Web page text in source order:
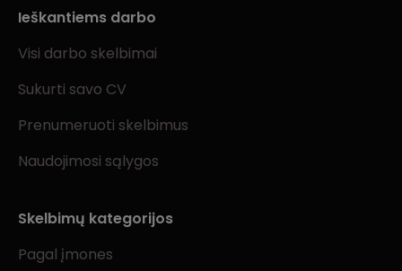
Ieškantiems darbo
Visi darbo skelbimai
Sukurti savo CV
Prenumeruoti skelbimus
Naudojimosi sąlygos
Skelbimų kategorijos
Pagal įmones